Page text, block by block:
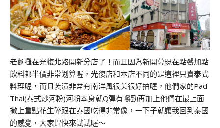
老麵攤在光復北路開新分店了！而且因為新開幕現在點餐加點
飲料都半價非常划算喔，光復店和本店不同的是這裡只賣泰式
料理喔，而且裝潢非常有南洋風很美很好拍喔，他們家的Pad
Thai(泰式炒河粉)河粉本身就Q彈有嚼勁再加上他們在最上面
撒上重點花生碎跟在泰國吃得非常像，一下子就讓我回到泰國
的感覺，大家趕快來試試喔～